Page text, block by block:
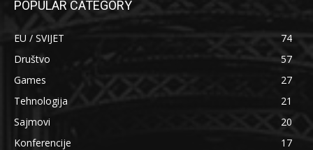
POPULAR CATEGORY
EU / SVIJET
74
Društvo
57
Games
27
Tehnologija
21
Sajmovi
20
Konferencije
17